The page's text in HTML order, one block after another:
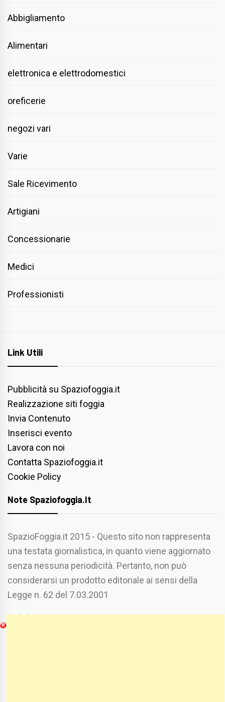
Abbigliamento
Alimentari
elettronica e elettrodomestici
oreficerie
negozi vari
Varie
Sale Ricevimento
Artigiani
Concessionarie
Medici
Professionisti
Link Utili
Pubblicità su Spaziofoggia.it
Realizzazione siti foggia
Invia Contenuto
Inserisci evento
Lavora con noi
Contatta Spaziofoggia.it
Cookie Policy
Note Spaziofoggia.it
SpazioFoggia.it 2015 - Questo sito non rappresenta
una testata giornalistica, in quanto viene aggiornato
senza nessuna periodicità. Pertanto, non può
considerarsi un prodotto editoriale ai sensi della
Legge n. 62 del 7.03.2001
Chi Siamo